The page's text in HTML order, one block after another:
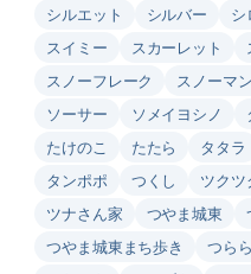
シルエット
シルバー シ
スイミー
スカーレット
スノーフレーク
スノーマン
ソーサー
ソメイヨシノ
たけのこ
たたら タタラ
タンポポ
つくし ツクツ
ツナさん家
つやま城東
つやま城東まち歩き
つらら